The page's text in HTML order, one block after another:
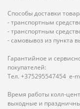
Способы доставки
- транспортным
- транспортным
- самовывоз из пункта
Гарантийное и
покупателей:
Тел. +375295547454 e-
Время работы колл-
выходные и